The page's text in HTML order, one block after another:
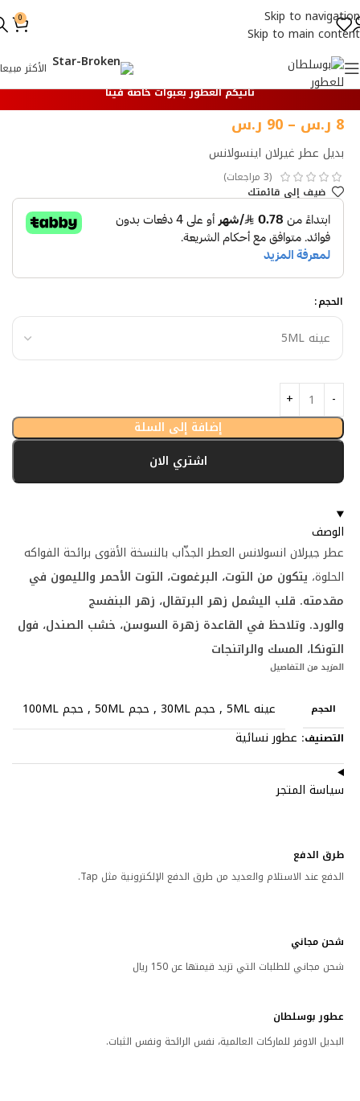
Skip to navigation
Skip to main content
0
الأكثر مبيعا
تأتيكم العطور بعبوات خاصة فينا
بديل عطر غيرلان اينسولانس
(
3 مراجعات)
8 ر.س –
90 ر.س
ضيف إلي قائمتك
الحجم
إضافة إلى السلة
اشتري الان
الوصف
عطر جيرلان انسولانس العطر الجذّاب بالنسخة الأقوى برائحة الفواكه
الحلوة، يتكون من التوت، البرغموت، التوت الأحمر والليمون في
مقدمته. قلب اليشمل زهر البرتقال، زهر البنفسج
والورد. وتلاحظ في القاعدة زهرة السوسن، خشب الصندل، فول
التونكا، المسك والراتنجات
المزيد من التفاصيل
الحجم عينه 5ML , حجم 30ML , حجم 50ML , حجم 100ML
التصنيف: عطور نسائية
سياسة المتجر
طرق الدفع
الدفع عند الاستلام والعديد من طرق الدفع الإلكترونية مثل Tap.
شحن مجاني
شحن مجاني للطلبات التي تزيد قيمتها عن 150 ريال
عطور بوسلطان
البديل الاوفر للماركات العالمية، نفس الرائحة ونفس الثبات.